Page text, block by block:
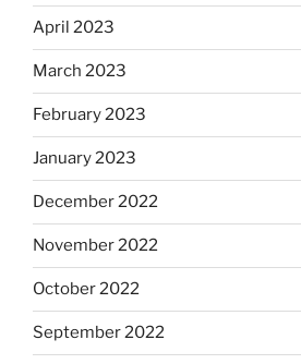
April 2023
March 2023
February 2023
January 2023
December 2022
November 2022
October 2022
September 2022